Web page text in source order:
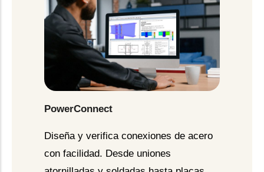
PowerConnect
Diseña y verifica conexiones de acero
con facilidad. Desde uniones